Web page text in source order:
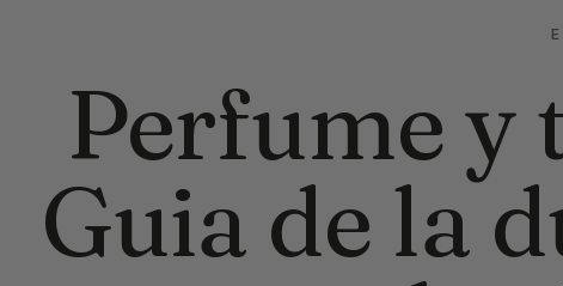
Perfume y
Guia de la